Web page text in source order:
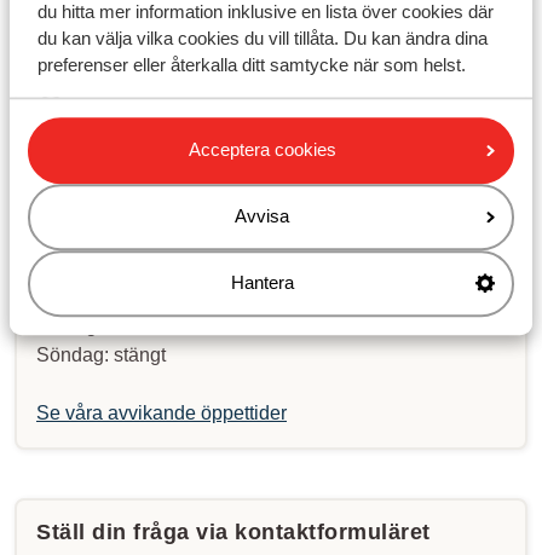
du hitta mer information inklusive en lista över cookies där
du kan välja vilka cookies du vill tillåta. Du kan ändra dina
preferenser eller återkalla ditt samtycke när som helst.
Acceptera cookies
Avvisa
Hantera
Kontakta oss via WhatsApp!
Kontakta oss på Whatsapp:+46856610300
också ringa samma nummer men var medveten om att
väntetiden då kan vara längre.
Öppettider:
Söndag: stängt
Se våra avvikande öppettider
Ställ din fråga via kontaktformuläret